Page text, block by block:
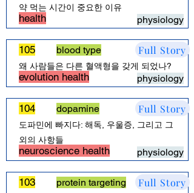
약 먹는 시간이 중요한 이유
health physiology
105 Full Story
blood type
왜 사람들은 다른 혈액형을 갖게 되었나?
evolution health physiology
104 Full Story
dopamine
도파민에 빠지다: 해독, 우울증, 그리고 그
외의 사항들
neuroscience health physiology
103 Full Story
protein targeting